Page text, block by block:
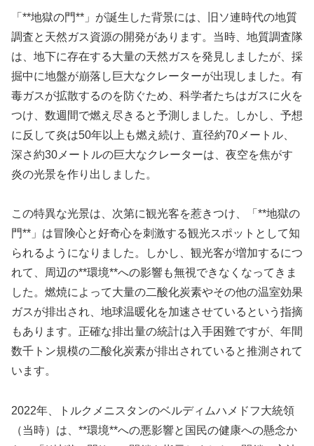
「**地獄の門**」が誕生した背景には、旧ソ連時代の地質
調査と天然ガス資源の開発があります。当時、地質調査隊
は、地下に存在する大量の天然ガスを発見しましたが、採
掘中に地盤が崩落し巨大なクレーターが出現しました。有
毒ガスが拡散するのを防ぐため、科学者たちはガスに火を
つけ、数週間で燃え尽きると予測しました。しかし、予想
に反して炎は50年以上も燃え続け、直径約70メートル、
深さ約30メートルの巨大なクレーターは、夜空を焦がす
炎の光景を作り出しました。
この特異な光景は、次第に観光客を惹きつけ、「**地獄の
門**」は冒険心と好奇心を刺激する観光スポットとして知
られるようになりました。しかし、観光客が増加するにつ
れて、周辺の**環境**への影響も無視できなくなってきま
した。燃焼によって大量の二酸化炭素やその他の温室効果
ガスが排出され、地球温暖化を加速させているという指摘
もあります。正確な排出量の統計は入手困難ですが、年間
数千トン規模の二酸化炭素が排出されていると推測されて
います。
2022年、トルクメニスタンのベルディムハメドフ大統領
（当時）は、**環境**への悪影響と国民の健康への懸念か